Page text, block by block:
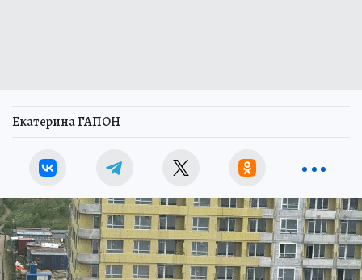
Екатерина ГАПОН